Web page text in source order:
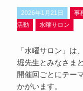
2026年1月21日 事
活動
水曜サロン
「水曜サロン」は
堀先生とみなさま
開催回ごとにテー
かがいます。